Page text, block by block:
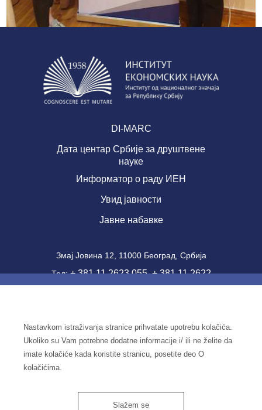
Nastavkom istraživanja stranice prihvatate upotrebu kolačića.
Ukoliko su Vam potrebne dodatne informacije i/ ili ne želite da
imate kolačiće kada koristite stranicu, posetite deo O
kolačićima.
Slažem se
DI-MARC
Дата центар Србије за друштвене
науке
Информатор о раду ИЕН
Увид јавности
Јавне набавке
Змај Јовина 12, 11000 Београд, Србија
Тел:+ 381 11 2623 055,+ 381 11 2622
357
Шифра делатности: 7220
ПИБ: 100039204